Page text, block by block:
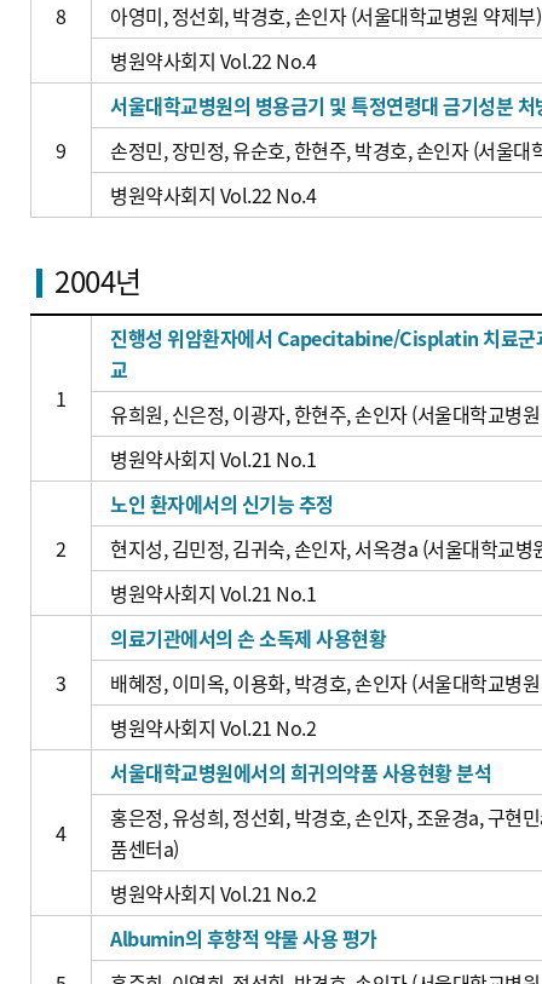
8
아영미, 정선회, 박경호, 손인자 (서울대학교병원 약제부)
병원약사회지 Vol.22 No.4
9
서울대학교병원의 병용금기 및 특정연령대 금기성분 처
손정민, 장민정, 유순호, 한현주, 박경호, 손인자 (서울대
병원약사회지 Vol.22 No.4
2004년
1
진행성 위암환자에서 Capecitabine/Cisplatin 치료
교
유희원, 신은정, 이광자, 한현주, 손인자 (서울대학교병
병원약사회지 Vol.21 No.1
2
노인 환자에서의 신기능 추정
현지성, 김민정, 김귀숙, 손인자, 서옥경a (서울대학교
병원약사회지 Vol.21 No.1
3
의료기관에서의 손 소독제 사용현황
배혜정, 이미옥, 이용화, 박경호, 손인자 (서울대학교병
병원약사회지 Vol.21 No.2
4
서울대학교병원에서의 희귀의약품 사용현황 분석
홍은정, 유성희, 정선회, 박경호, 손인자, 조윤경a, 구현
품센터a)
병원약사회지 Vol.21 No.2
Albumin의 후향적 약물 사용 평가